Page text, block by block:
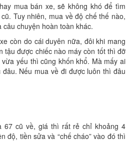
mua bán xe, sẽ không khó để tìm
Tuy nhiên, mua về độ chế thế nào,
chuyện hoàn toàn khác.
còn do cái duyên nữa, đôi khi mang
tậu được chiếc nào máy còn tốt thì đỡ
yếu thì cũng khốn khổ. Mà mấy ai
Nếu mua về đi được luôn thì đâu
67 cũ về, giá thì rất rẻ chỉ khoảng 4
độ, tiền sửa và “chế cháo” vào đó thì